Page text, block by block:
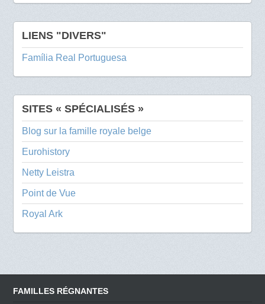
LIENS "DIVERS"
Família Real Portuguesa
SITES « SPÉCIALISÉS »
Blog sur la famille royale belge
Eurohistory
Netty Leistra
Point de Vue
Royal Ark
FAMILLES RÉGNANTES